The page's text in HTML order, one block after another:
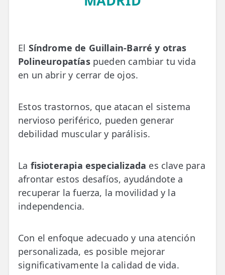
📅 Pedir Cita
📰 Blog
UBICACIONES
🔍 Buscador Clínicas
📍 Chamberí - Centro
📍 Barrio Salamanca
📍 Bravo Murillo
📍 Getafe
El Síndrome de Guillain-Barré y otras
Polineuropatíaspueden cambiar tu vida
en un abrir y cerrar de ojos.
Estos trastornos, que atacan el sistema
nervioso periférico, pueden generar
debilidad muscular y parálisis.
La fisioterapia especializada es clave para
afrontar estos desafíos, ayudándote a
recuperar la fuerza, la movilidad y la
independencia.
Con el enfoque adecuado y una atención
personalizada, es posible mejorar
significativamente la calidad de vida.